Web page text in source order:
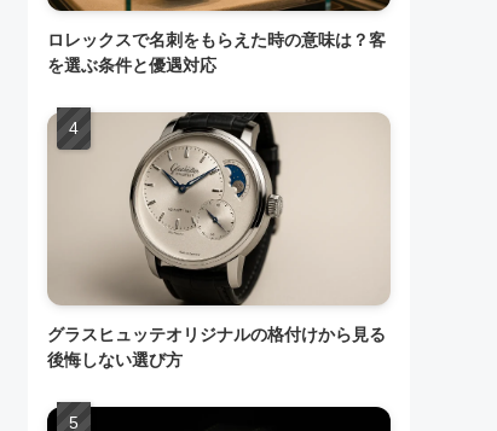
ロレックスで名刺をもらえた時の意味は？客
を選ぶ条件と優遇対応
グラスヒュッテオリジナルの格付けから見る
後悔しない選び方